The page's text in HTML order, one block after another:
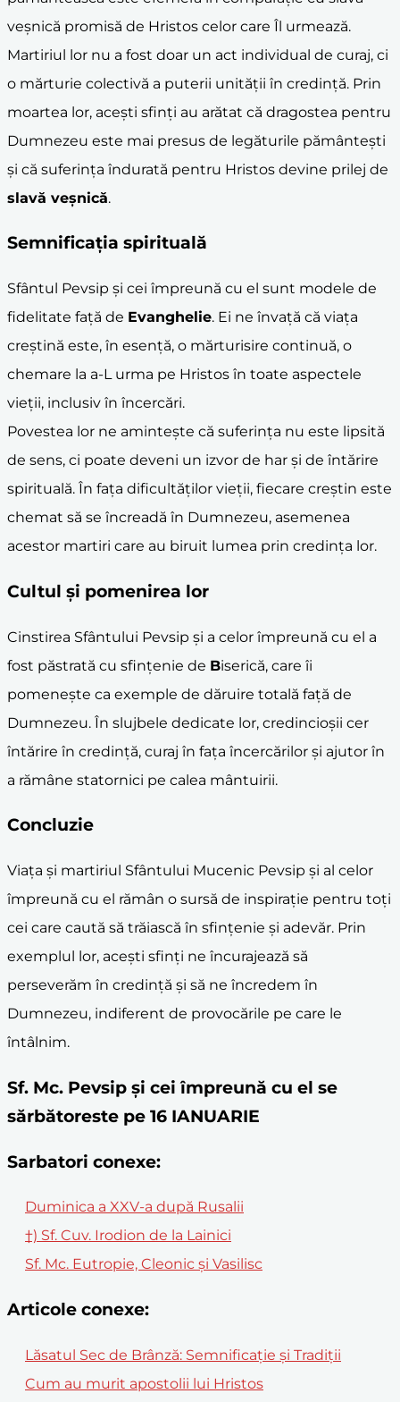
veșnică promisă de Hristos celor care Îl urmează.
Martiriul lor nu a fost doar un act individual de curaj, ci
o mărturie colectivă a puterii unității în credință. Prin
moartea lor, acești sfinți au arătat că dragostea pentru
Dumnezeu este mai presus de legăturile pământești
și că suferința îndurată pentru Hristos devine prilej de
slavă veșnică.
Semnificația spirituală
Sfântul Pevsip și cei împreună cu el sunt modele de
fidelitate față de Evanghelie. Ei ne învață că viața
creștină este, în esență, o mărturisire continuă, o
chemare la a-L urma pe Hristos în toate aspectele
vieții, inclusiv în încercări.
Povestea lor ne amintește că suferința nu este lipsită
de sens, ci poate deveni un izvor de har și de întărire
spirituală. În fața dificultăților vieții, fiecare creștin este
chemat să se încreadă în Dumnezeu, asemenea
acestor martiri care au biruit lumea prin credința lor.
Cultul și pomenirea lor
Cinstirea Sfântului Pevsip și a celor împreună cu el a
fost păstrată cu sfințenie de Biserică, care îi
pomenește ca exemple de dăruire totală față de
Dumnezeu. În slujbele dedicate lor, credincioșii cer
întărire în credință, curaj în fața încercărilor și ajutor în
a rămâne statornici pe calea mântuirii.
Concluzie
Viața și martiriul Sfântului Mucenic Pevsip și al celor
împreună cu el rămân o sursă de inspirație pentru toți
cei care caută să trăiască în sfințenie și adevăr. Prin
exemplul lor, acești sfinți ne încurajează să
perseverăm în credință și să ne încredem în
Dumnezeu, indiferent de provocările pe care le
întâlnim.
Sf. Mc. Pevsip şi cei împreună cu el se
sărbătoreste pe 16 IANUARIE
Sarbatori conexe:
Duminica a XXV-a după Rusalii
†) Sf. Cuv. Irodion de la Lainici
Sf. Mc. Eutropie, Cleonic și Vasilisc
Articole conexe:
Lăsatul Sec de Brânză: Semnificație și Tradiții
Cum au murit apostolii lui Hristos